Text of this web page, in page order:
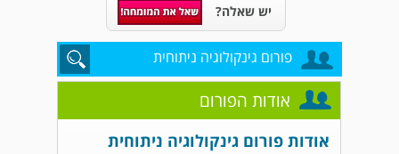
יש שאלה?
פורום גינקולוגיה ניתוחית
אודות הפורום
אודות פורום גינקולוגיה ניתוחית